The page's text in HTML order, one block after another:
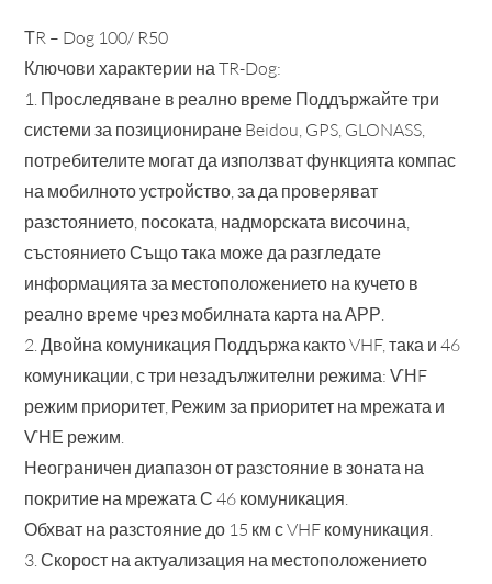
ТR – Dog 100/ R50
Ключови характерии на TR-Dog:
1. Проследяване в реално време Поддържайте три
системи за позициониране Beidou, GPS, GLONASS,
потребителите могат да използват функцията компас
на мобилното устройство, за да проверяват
разстоянието, посоката, надморската височина,
състоянието Също така може да разгледате
информацията за местоположението на кучето в
реално време чрез мобилната карта на АРР.
2. Двойна комуникация Поддържа както VHF, така и 46
комуникации, с три незадължителни режима: ѴНF
режим приоритет, Режим за приоритет на мрежата и
ѴНЕ режим.
Неограничен диапазон от разстояние в зоната на
покритие на мрежата С 46 комуникация.
Обхват на разстояние до 15 км с VHF комуникация.
3. Скорост на актуализация на местоположението